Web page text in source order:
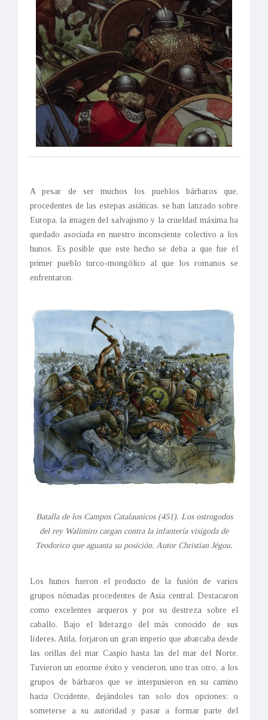
A pesar de ser muchos los pueblos bárbaros que,
procedentes de las estepas asiáticas, se han lanzado sobre
Europa, la imagen del salvajismo y la crueldad máxima ha
quedado asociada en nuestro inconsciente colectivo a los
hunos. Es posible que este hecho se deba a que fue el
primer pueblo turco-mongólico al que los romanos se
enfrentaron.
Batalla de los Campos Catalaunicos (451). Los ostrogodos
del rey Walimiro cargan contra la infantería visigoda de
Teodorico que aguanta su posición. Autor Christian Jégou.
Los hunos fueron el producto de la fusión de varios
grupos nómadas procedentes de Asia central. Destacaron
como excelentes arqueros y por su destreza sobre el
caballo. Bajo el liderazgo del más conocido de sus
líderes, Atila, forjaron un gran imperio que abarcaba desde
las orillas del mar Caspio hasta las del mar del Norte.
Tuvieron un enorme éxito y vencieron, uno tras otro, a los
grupos de bárbaros que se interpusieron en su camino
hacia Occidente, dejándoles tan solo dos opciones: o
someterse a su autoridad y pasar a formar parte del